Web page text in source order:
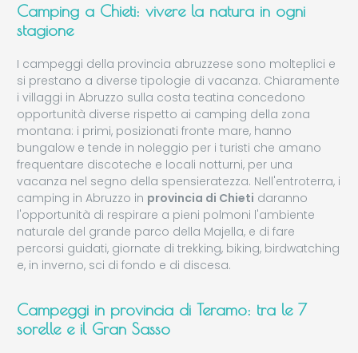
Camping a Chieti: vivere la natura in ogni
stagione
I campeggi della provincia abruzzese sono molteplici e
si prestano a diverse tipologie di vacanza. Chiaramente
i villaggi in Abruzzo sulla costa teatina concedono
opportunità diverse rispetto ai camping della zona
montana: i primi, posizionati fronte mare, hanno
bungalow e tende in noleggio per i turisti che amano
frequentare discoteche e locali notturni, per una
vacanza nel segno della spensieratezza. Nell'entroterra, i
camping in Abruzzo in provincia di Chieti daranno
l'opportunità di respirare a pieni polmoni l'ambiente
naturale del grande parco della Majella, e di fare
percorsi guidati, giornate di trekking, biking, birdwatching
e, in inverno, sci di fondo e di discesa.
Campeggi in provincia di Teramo: tra le 7
sorelle e il Gran Sasso